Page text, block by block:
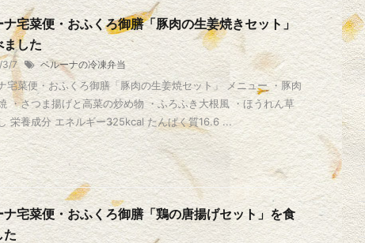
ナ宅菜便・おふくろ御膳「豚肉の生姜焼きセット」
ました
3/7 ベルーナの冷凍弁当
宅菜便・おふくろ御膳「豚肉の生姜焼セット」 メニュー ・豚肉
・さつま揚げと高菜の炒め物 ・ふろふき大根風 ・ほうれん草
栄養成分 エネルギー325kcal たんぱく質16.6 ...
ナ宅菜便・おふくろ御膳「鶏の唐揚げセット」を食
た